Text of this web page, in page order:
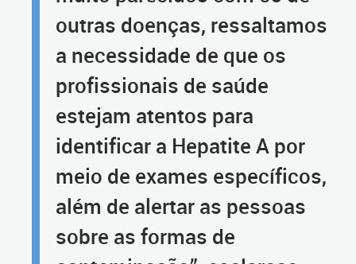
outras doenças, ressaltamos
a necessidade de que os
profissionais de saúde
estejam atentos para
identificar a Hepatite A por
meio de exames específicos,
além de alertar as pessoas
sobre as formas de